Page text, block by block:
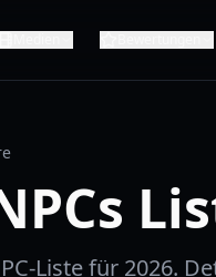
Liste für 2026.